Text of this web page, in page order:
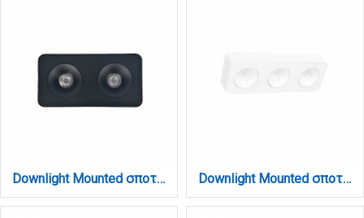
Downlight Mounted σποτ 2*8W 3CCT σε μαύρη απόχρωση (X00270B) Downlight Mounted σποτ 3*8W 3CCT σε λευκή απόχρωση (X00280W)